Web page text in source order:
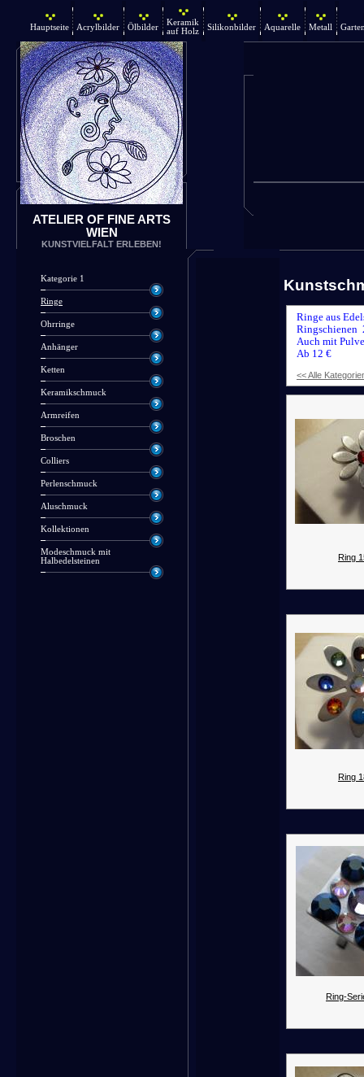
Hauptseite Acrylbilder Ölbilder
Keramik
auf Holz
Silikonbilder Aquarelle Metall
ATELIER OF FINE ARTS
WIEN
KUNSTVIELFALT ERLEBEN!
Kategorie 1
Ringe
Ohrringe
Anhänger
Ketten
Keramikschmuck
Armreifen
Broschen
Colliers
Perlenschmuck
Aluschmuck
Kollektionen
Modeschmuck mit
Halbedelsteinen
Ringe aus
Ringschienen
Auch mit
Ab 12 €
<< Alle
Ring
Ring
Ring-